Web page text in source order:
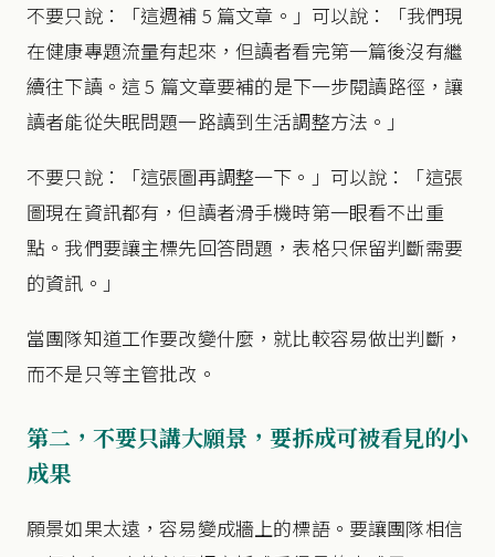
不要只說：「這週補 5 篇文章。」可以說：「我們現
在健康專題流量有起來，但讀者看完第一篇後沒有繼
續往下讀。這 5 篇文章要補的是下一步閱讀路徑，讓
讀者能從失眠問題一路讀到生活調整方法。」
不要只說：「這張圖再調整一下。」可以說：「這張
圖現在資訊都有，但讀者滑手機時第一眼看不出重
點。我們要讓主標先回答問題，表格只保留判斷需要
的資訊。」
當團隊知道工作要改變什麼，就比較容易做出判斷，
而不是只等主管批改。
第二，不要只講大願景，要拆成可被看見的小
成果
願景如果太遠，容易變成牆上的標語。要讓團隊相信